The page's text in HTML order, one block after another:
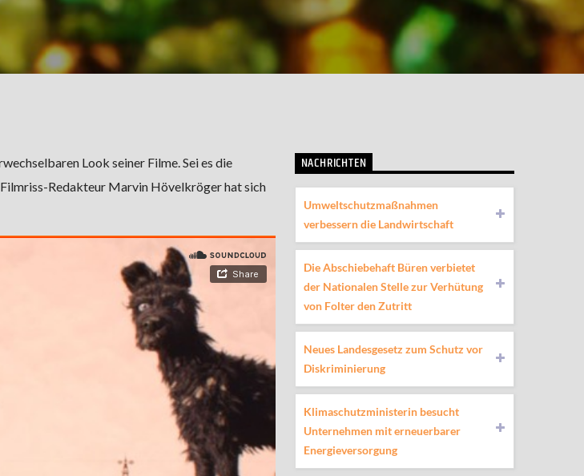
Look seiner Filme. Sei es die
Redakteur Marvin Hövelkröger hat sich
NACHRICHTEN
Umweltschutzmaßnahmen
verbessern die Landwirtschaft
Die Abschiebehaft Büren verbietet
der Nationalen Stelle zur Verhütung
von Folter den Zutritt
Neues Landesgesetz zum Schutz vor
Diskriminierung
Klimaschutzministerin besucht
Unternehmen mit erneuerbarer
Energieversorgung